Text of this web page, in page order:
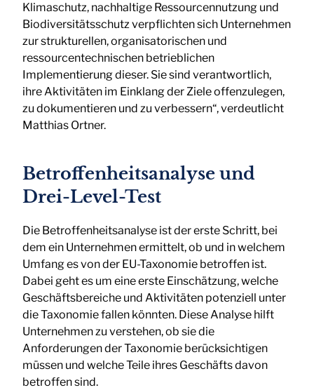
Klimaschutz, nachhaltige Ressourcennutzung und
Biodiversitätsschutz verpflichten sich Unternehmen
zur strukturellen, organisatorischen und
ressourcentechnischen betrieblichen
Implementierung dieser. Sie sind verantwortlich,
ihre Aktivitäten im Einklang der Ziele offenzulegen,
zu dokumentieren und zu verbessern“, verdeutlicht
Matthias Ortner.
Betroffenheitsanalyse und
Drei-Level-Test
Die Betroffenheitsanalyse ist der erste Schritt, bei
dem ein Unternehmen ermittelt, ob und in welchem
Umfang es von der EU-Taxonomie betroffen ist.
Dabei geht es um eine erste Einschätzung, welche
Geschäftsbereiche und Aktivitäten potenziell unter
die Taxonomie fallen könnten. Diese Analyse hilft
Unternehmen zu verstehen, ob sie die
Anforderungen der Taxonomie berücksichtigen
müssen und welche Teile ihres Geschäfts davon
betroffen sind.